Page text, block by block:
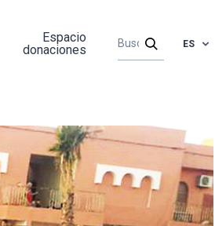
Espacio
donaciones
ES